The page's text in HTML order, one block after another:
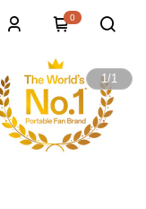
0
1/1